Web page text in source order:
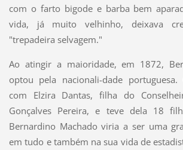
com o farto bigode e barba bem
vida, já muito velhinho, deixava
"trepadeira selvagem."
Ao atingir a maioridade, em 1872,
optou pela nacionali-dade
com Elzira Dantas, filha do
Gonçalves Pereira, e teve dela 18
Bernardino Machado viria a ser uma
em tudo e também na sua vida de